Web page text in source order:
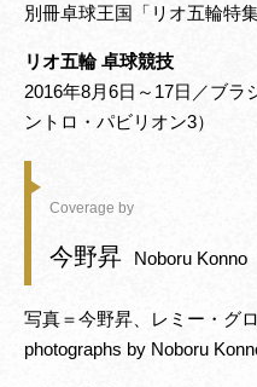
別冊卓球王国「リオ五輪特
リオ五輪 卓球競技
2016年8月6日～17日／ブラ
ントロ・パビリオン3）
Coverage by
今野昇 Noboru Konno
写真＝今野昇、レミー・グ
photographs by Noboru